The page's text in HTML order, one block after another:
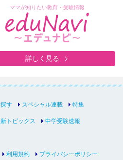
ママが知りたい教育・受験情報
詳しく見る
す スペシャル連載 特集
トピックス 中学受験速報
利用規約 プライバシーポリシー